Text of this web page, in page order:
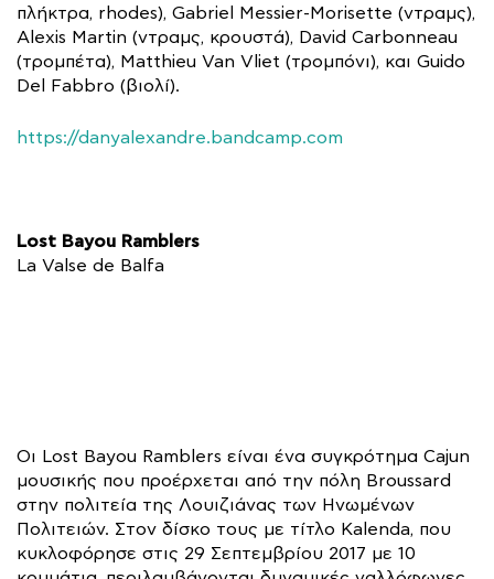
πλήκτρα, rhodes), Gabriel Messier-Morisette (ντραμς),
Alexis Martin (ντραμς, κρουστά), David Carbonneau
(τρομπέτα), Matthieu Van Vliet (τρομπόνι), και Guido
Del Fabbro (βιολί).
https://danyalexandre.bandcamp.com
Lost Bayou Ramblers
La Valse de Balfa
Οι Lost Bayou Ramblers είναι ένα συγκρότημα Cajun
μουσικής που προέρχεται από την πόλη Broussard
στην πολιτεία της Λουιζιάνας των Ηνωμένων
Πολιτειών. Στον δίσκο τους με τίτλο Kalenda, που
κυκλοφόρησε στις 29 Σεπτεμβρίου 2017 με 10